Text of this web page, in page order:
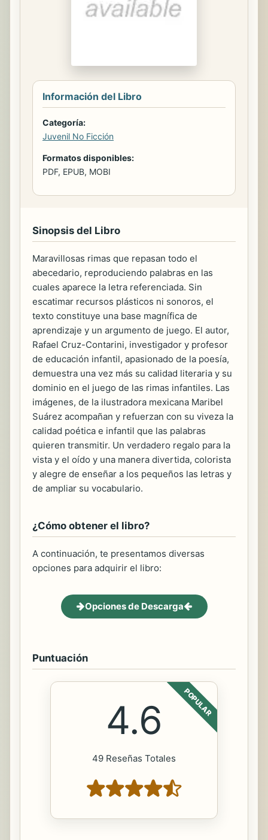
Información del Libro
Categoría:
Juvenil No Ficción
Formatos disponibles:
PDF, EPUB, MOBI
Sinopsis del Libro
Maravillosas rimas que repasan todo el
abecedario, reproduciendo palabras en las
cuales aparece la letra referenciada. Sin
escatimar recursos plásticos ni sonoros, el
texto constituye una base magnífica de
aprendizaje y un argumento de juego. El autor,
Rafael Cruz-Contarini, investigador y profesor
de educación infantil, apasionado de la poesía,
demuestra una vez más su calidad literaria y su
dominio en el juego de las rimas infantiles. Las
imágenes, de la ilustradora mexicana Maribel
Suárez acompañan y refuerzan con su viveza la
calidad poética e infantil que las palabras
quieren transmitir. Un verdadero regalo para la
vista y el oído y una manera divertida, colorista
y alegre de enseñar a los pequeños las letras y
de ampliar su vocabulario.
¿Cómo obtener el libro?
A continuación, te presentamos diversas
opciones para adquirir el libro:
Opciones de Descarga
Puntuación
POPULAR
4.6
49 Reseñas Totales